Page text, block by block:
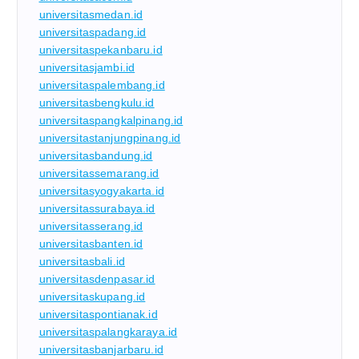
universitasmedan.id
universitaspadang.id
universitaspekanbaru.id
universitasjambi.id
universitaspalembang.id
universitasbengkulu.id
universitaspangkalpinang.id
universitastanjungpinang.id
universitasbandung.id
universitassemarang.id
universitasyogyakarta.id
universitassurabaya.id
universitasserang.id
universitasbanten.id
universitasbali.id
universitasdenpasar.id
universitaskupang.id
universitaspontianak.id
universitaspalangkaraya.id
universitasbanjarbaru.id